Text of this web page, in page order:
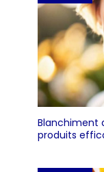
Blanchiment
produits